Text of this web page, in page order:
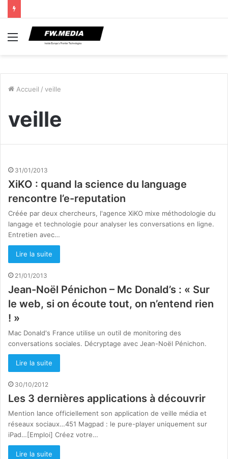
Menu
Accueil / veille
veille
31/01/2013
XiKO : quand la science du language
rencontre l’e-reputation
Créée par deux chercheurs, l'agence XiKO mixe méthodologie du
langage et technologie pour analyser les conversations en ligne.
Entretien avec…
Lire la suite
21/01/2013
Jean-Noël Pénichon – Mc Donald’s : « Sur
le web, si on écoute tout, on n’entend rien
! »
Mac Donald's France utilise un outil de monitoring des
conversations sociales. Décryptage avec Jean-Noël Pénichon.
Lire la suite
30/10/2012
Les 3 dernières applications à découvrir
Mention lance officiellement son application de veille média et
réseaux sociaux…451 Magpad : le pure-player uniquement sur
iPad…[Emploi] Créez votre…
Lire la suite